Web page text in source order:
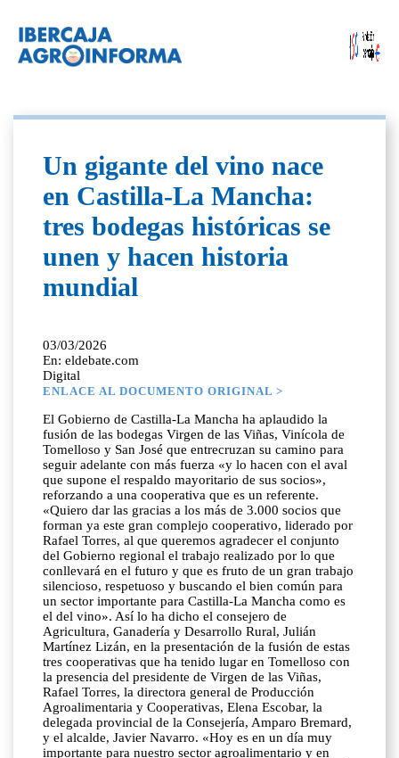
Un gigante del vino nace
en Castilla-La Mancha:
tres bodegas históricas se
unen y hacen historia
mundial
03/03/2026
En: eldebate.com
Digital
ENLACE AL DOCUMENTO ORIGINAL >
El Gobierno de Castilla-La Mancha ha aplaudido la
fusión de las bodegas Virgen de las Viñas, Vinícola de
Tomelloso y San José que entrecruzan su camino para
seguir adelante con más fuerza «y lo hacen con el aval
que supone el respaldo mayoritario de sus socios»,
reforzando a una cooperativa que es un referente.
«Quiero dar las gracias a los más de 3.000 socios que
forman ya este gran complejo cooperativo, liderado por
Rafael Torres, al que queremos agradecer el conjunto
del Gobierno regional el trabajo realizado por lo que
conllevará en el futuro y que es fruto de un gran trabajo
silencioso, respetuoso y buscando el bien común para
un sector importante para Castilla-La Mancha como es
el del vino». Así lo ha dicho el consejero de
Agricultura, Ganadería y Desarrollo Rural, Julián
Martínez Lizán, en la presentación de la fusión de estas
tres cooperativas que ha tenido lugar en Tomelloso con
la presencia del presidente de Virgen de las Viñas,
Rafael Torres, la directora general de Producción
Agroalimentaria y Cooperativas, Elena Escobar, la
delegada provincial de la Consejería, Amparo Bremard,
y el alcalde, Javier Navarro. «Hoy es en un día muy
importante para nuestro sector agroalimentario y en